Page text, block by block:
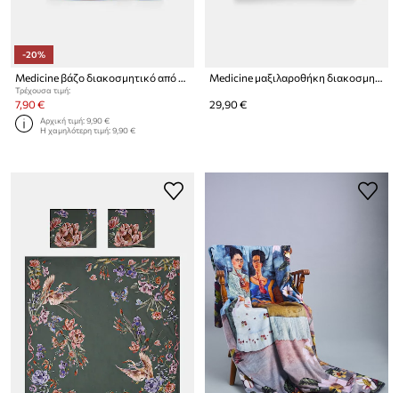
-20%
Medicine βάζο διακοσμητικό από δολομίτη
Τρέχουσα τιμή:
7,90 €
Αρχική τιμή:9,90 €
Η χαμηλότερη τιμή:9,90 €
Medicine μαξιλαροθήκη διακοσμητική βαμβακερή
29,90 €